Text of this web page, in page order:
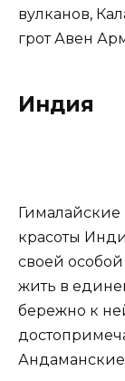
вулканов,
грот Авен
Индия
красоты
своей особой
жить в
бережно к
Андаманские